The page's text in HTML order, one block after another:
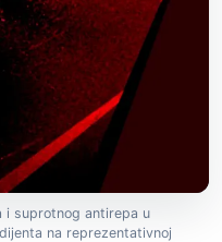
i suprotnog antirepa u
na reprezentativnoj